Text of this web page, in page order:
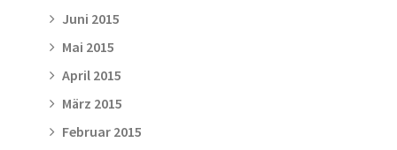
Juni 2015
Mai 2015
April 2015
März 2015
Februar 2015